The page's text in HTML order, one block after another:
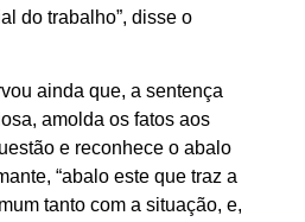
do trabalho”, disse o
ainda que, a sentença
amolda os fatos aos
e reconhece o abalo
“abalo este que traz a
tanto com a situação, e,